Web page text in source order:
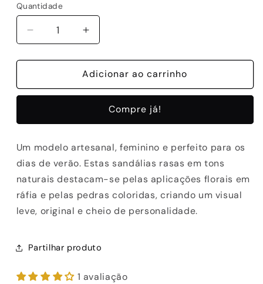
Quantidade
Quantidade
Diminuir
a
quantidade
SANDALIAS
2507
NATURAL
Aumentar
a
quantidade
de
SANDALIAS
2507
NATURAL
Adicionar ao carrinho
Compre já!
Um modelo artesanal, feminino e perfeito para os
dias de verão. Estas sandálias rasas em tons
naturais destacam-se pelas aplicações florais em
ráfia e pelas pedras coloridas, criando um visual
leve, original e cheio de personalidade.
Partilhar produto
1 avaliação